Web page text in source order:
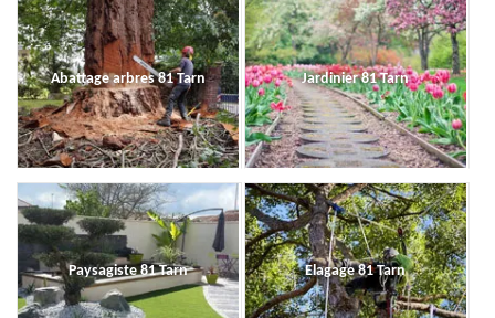
Abattage arbres 81 Tarn Jardinier 81 Tarn
Paysagiste 81 Tarn Elagage 81 Tarn